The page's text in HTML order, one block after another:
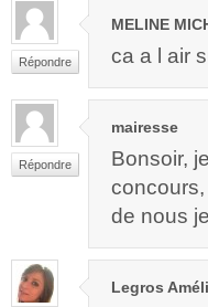
Répondre
MELINE
ca a l air
Répondre
mairesse
Bonsoir,
de nous
Legros